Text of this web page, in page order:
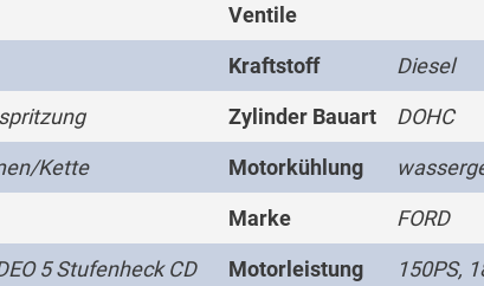
Ventile
Kraftstoff Diesel
Zylinder Bauart DOHC
Kette Motorkühlung
Marke FORD
5 Stufenheck CD
Motorleistung 150PS,